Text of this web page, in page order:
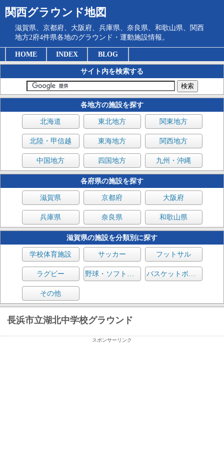
関西グラウンド地図
滋賀県、京都府、大阪府、兵庫県、奈良県、和歌山県、関西
地方2府4件県各地のグラウンド・運動施設情報。
HOME INDEX BLOG
サイト内を検索する
各地方の施設を探す
北海道 東北地方 関東地方
北陸・甲信越 東海地方 関西地方
中国地方 四国地方 九州・沖縄
各府県の施設を探す
滋賀県 京都府 大阪府
兵庫県 奈良県 和歌山県
滋賀県の施設を分類別に探す
学校体育施設 サッカー フットサル
ラグビー 野球・ソフトボール バスケットボール
その他
長浜市立湖北中学校グラウンド
スポンサーリンク